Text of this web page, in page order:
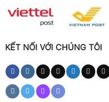
KẾT NỐI VỚI CHÚNG TÔI